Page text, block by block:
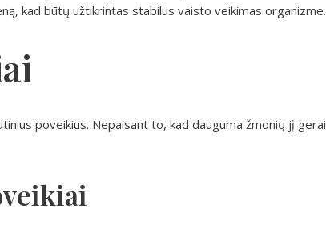
kad būtų užtikrintas stabilus vaisto veikimas organizme.
poveikius. Nepaisant to, kad dauguma žmonių jį gerai